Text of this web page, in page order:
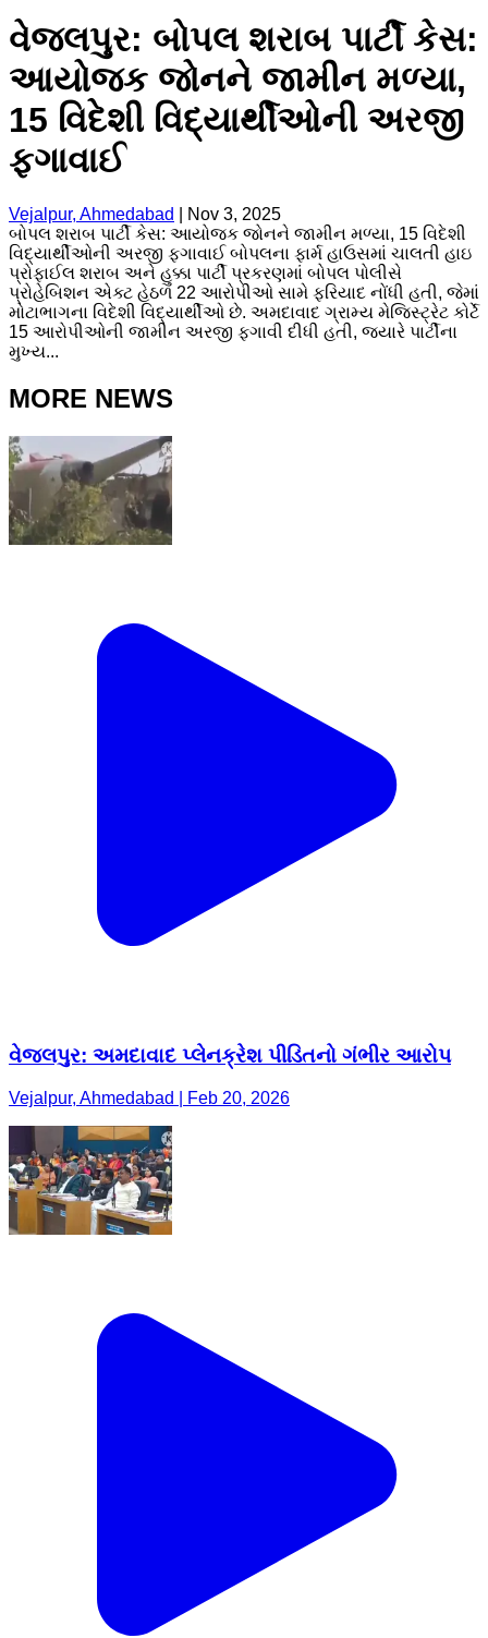
વેજલપુર: બોપલ શરાબ પાર્ટી કેસ:
આયોજક જોનને જામીન મળ્યા,
15 વિદેશી વિદ્યાર્થીઓની અરજી
ફગાવાઈ
Vejalpur, Ahmedabad
Nov 3, 2025
બોપલ શરાબ પાર્ટી કેસ: આયોજક જોનને જામીન મળ્યા, 15 વિદેશી
વિદ્યાર્થીઓની અરજી ફગાવાઈ બોપલના ફાર્મ હાઉસમાં ચાલતી હાઇ
પ્રોફાઈલ શરાબ અને હુક્કા પાર્ટી પ્રકરણમાં બોપલ પોલીસે
પ્રોહેબિશન એક્ટ હેઠળ 22 આરોપીઓ સામે ફરિયાદ નોંધી હતી, જેમાં
મોટાભાગના વિદેશી વિદ્યાર્થીઓ છે. અમદાવાદ ગ્રામ્ય મેજિસ્ટ્રેટ કોર્ટે
15 આરોપીઓની જામીન અરજી ફગાવી દીધી હતી, જ્યારે પાર્ટીના
મુખ્ય...
MORE NEWS
વેજલપુર: અમદાવાદ પ્લેનક્રેશ પીડિતનો ગંભીર આરોપ
Vejalpur, Ahmedabad | Feb 20, 2026